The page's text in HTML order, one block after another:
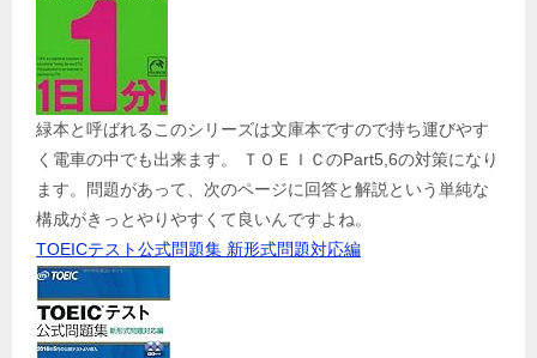
緑本と呼ばれるこのシリーズは文庫本ですので持ち運びやす
く電車の中でも出来ます。 ＴＯＥＩＣのPart5,6の対策になり
ます。問題があって、次のページに回答と解説という単純な
構成がきっとやりやすくて良いんですよね。
TOEICテスト公式問題集 新形式問題対応編